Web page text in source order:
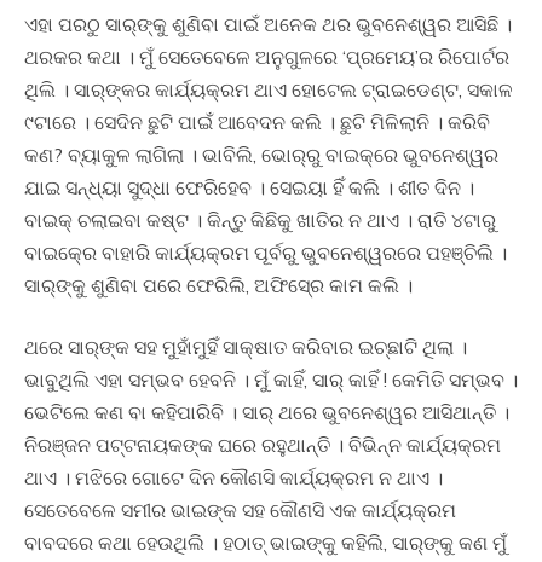
ଏହା ପରଠୁ ସାର୍‍ଙ୍କୁ ଶୁଣିବା ପାଇଁ ଅନେକ ଥର ଭୁବନେଶ୍ୱର ଆସିଛି ।
ଥରକର କଥା । ମୁଁ ସେତେବେଳେ ଅନୁଗୁଳରେ ‘ପ୍ରମେୟ’ର ରିପୋର୍ଟର
ଥିଲି । ସାର୍‍ଙ୍କର କାର୍ଯ୍ୟକ୍ରମ ଥାଏ ହୋଟେଲ ଟ୍ରାଇଡେଣ୍ଟ, ସକାଳ
୯ଟାରେ । ସେଦିନ ଛୁଟି ପାଇଁ ଆବେଦନ କଲି । ଛୁଟି ମିଳିଲାନି । କରିବି
କଣ? ବ୍ୟାକୁଳ ଲାଗିଲା । ଭାବିଲି, ଭୋର୍‍ରୁ ବାଇକ୍ରେ ଭୁବନେଶ୍ୱର
ଯାଇ ସନ୍ଧ୍ୟା ସୁଦ୍ଧା ଫେରିହେବ । ସେଇୟା ହିଁ କଲି । ଶୀତ ଦିନ ।
ବାଇକ୍‍ ଚଲାଇବା କଷ୍ଟ । କିନ୍ତୁ କିଛିକୁ ଖାତିର ନ ଥାଏ । ରାତି ୪ଟାରୁ
ବାଇକ୍‍ରେ ବାହାରି କାର୍ଯ୍ୟକ୍ରମ ପୂର୍ବରୁ ଭୁବନେଶ୍ୱରରେ ପହଞ୍ଚିଲି ।
ସାର୍‍ଙ୍କୁ ଶୁଣିବା ପରେ ଫେରିଲି, ଅଫିସ୍‍ରେ କାମ କଲି ।
ଥରେ ସାର୍‍ଙ୍କ ସହ ମୁହାଁମୁହିଁ ସାକ୍ଷାତ କରିବାର ଇଚ୍ଛାଟି ଥିଲା ।
ଭାବୁଥିଲି ଏହା ସମ୍ଭବ ହେବନି । ମୁଁ କାହିଁ, ସାର୍‍ କାହିଁ ! କେମିତି ସମ୍ଭବ ।
ଭେଟିଲେ କଣ ବା କହିପାରିବି । ସାର୍‍ ଥରେ ଭୁବନେଶ୍ୱର ଆସିଥାନ୍ତି ।
ନିରଞ୍ଜନ ପଟ୍ଟନାୟକଙ୍କ ଘରେ ରହୁଥାନ୍ତି । ବିଭିନ୍ନ କାର୍ଯ୍ୟକ୍ରମ
ଥାଏ । ମଝିରେ ଗୋଟେ ଦିନ କୌଣସି କାର୍ଯ୍ୟକ୍ରମ ନ ଥାଏ ।
ସେତେବେଳେ ସମୀର ଭାଇଙ୍କ ସହ କୌଣସି ଏକ କାର୍ଯ୍ୟକ୍ରମ
ବାବଦରେ କଥା ହେଉଥିଲି । ହଠାତ୍‍ ଭାଇଙ୍କୁ କହିଲି, ସାର୍‍ଙ୍କୁ କଣ ମୁଁ